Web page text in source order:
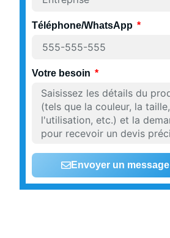
Téléphone/WhatsApp
Votre besoin
Envoyer un message